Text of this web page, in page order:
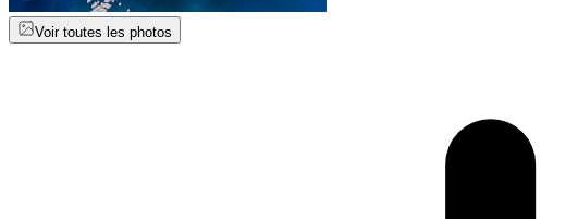
Voir toutes les photos